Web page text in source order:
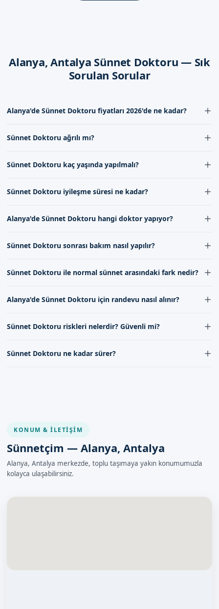
İşlem sonrasında, çocuklarınıza necessary dikkat ve bakım
gösterilmesi gerekir. Sünnet bölgesinin temiz ve kuru
Antalya Alanya'de Sizi Bekliyoruz
Alanya sünnet doktoru hizmeti almak isteyen aileler için,
bilgileri alabilirsiniz.
Randevu formumuzdan bize ulaşabilirsiniz ve sünnet doktoru
hizmeti hakkında bilgi alabilirsiniz.
Alanya, Antalya Sünnet Doktoru — Sık
Sorulan Sorular
Alanya'de Sünnet Doktoru fiyatları 2026'de ne kadar?
tarafından belirlenir. Fiyatlar, sünnet türü ve diğer faktörlere göre
iletişime geçerek güncel fiyat bilgilerini alabilirsiniz.
Sünnet Doktoru ağrılı mı?
değildir. Doktorumuz, işlem sırasında çocuğun rahat ve ağrısız
Sünnet Doktoru kaç yaşında yapılmalı?
uygulanır. Ancak bu yaş aralığı, çocuğun sağlık durumuna ve diğer
değerlendirerek en uygun yaşı belirler.
Sünnet Doktoru iyileşme süresi ne kadar?
gündür. Doktorumuz, çocuğun hızlı ve sorunsuz bir şekilde
Alanya'de Sünnet Doktoru hangi doktor yapıyor?
doktorumuz tarafından yapılır. Doktorumuz, sünnet konusunda
özenli bir yaklaşım sergiler.
Sünnet Doktoru sonrası bakım nasıl yapılır?
talimatlar doğrultusunda bakım yapılır. Bu, yara bölgesinin
ettirilmesi gibi adımları içerir.
Sünnet Doktoru ile normal sünnet arasındaki fark nedir?
türüdür. Normal sünnetten farklı olarak, Sünnet Doktoru daha
Alanya'de Sünnet Doktoru için randevu nasıl alınır?
aracılığıyla veya iletişim kanallarımız üzerinden alınabilir. Randevu
paylaşmanız gerekir.
Sünnet Doktoru riskleri nelerdir? Güvenli mi?
oldukça güvenli bir işlemdir. Ancak, her tıbbi işlem gibi, bazı riskler
Sünnet Doktoru ne kadar sürer?
KONUM & İLETIŞIM
Sünnetçim — Alanya, Antalya
Alanya, Antalya merkezde, toplu taşımaya yakın konumumuzla
kolayca ulaşabilirsiniz.